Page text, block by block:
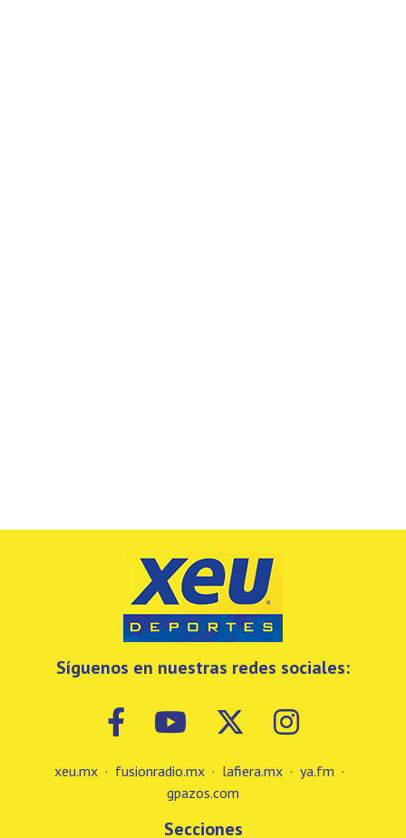
Síguenos en nuestras redes sociales:
xeu.mx · fusionradio.mx · lafiera.mx · ya.fm ·
gpazos.com
Secciones